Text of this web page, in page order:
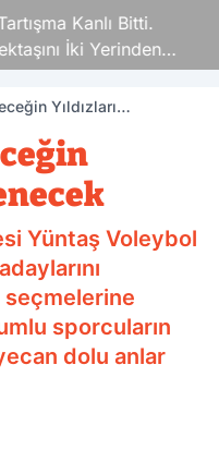
Kanlı Bitti.
İki Yerinden
Yıldızları
Yüntaş Voleybol
seçmelerine
sporcuların
dolu anlar